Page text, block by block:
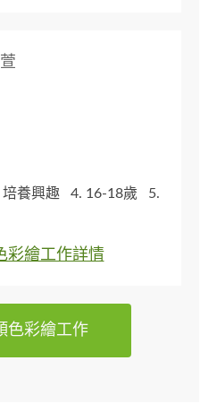
培養興趣 4. 16-18歲
5.
彩繪工作詳情
色彩繪工作